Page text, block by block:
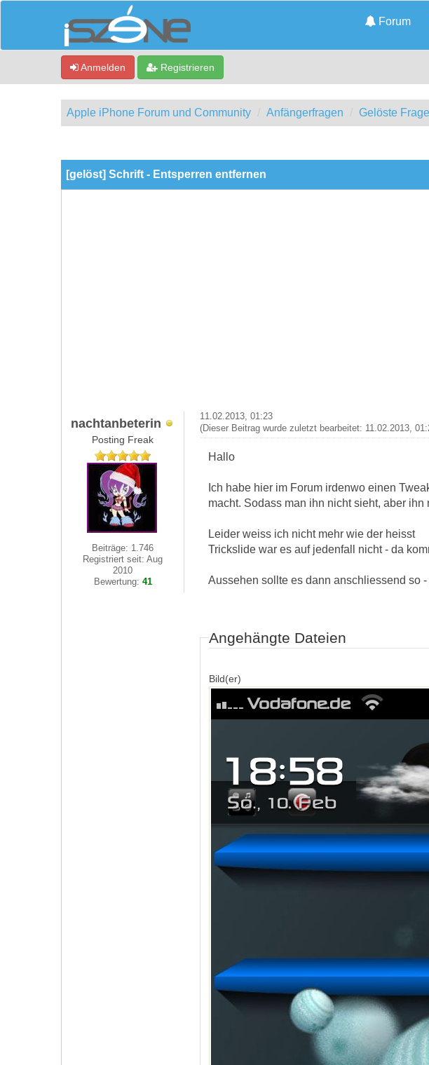
Forum
Anmelden Registrieren
Apple iPhone Forum und Community Anfängerfragen Gelöste
[gelöst] Schrift - Entsperren entfernen
nachtanbeterin
Posting Freak
Beiträge: 1.746
Registriert seit: Aug
2010
Bewertung: 41
11.02.2013, 01:23
(Dieser Beitrag wurde zuletzt bearbeitet: 11.02.2013,
Hallo
Ich habe hier im Forum irdenwo einen
macht. Sodass man ihn nicht sieht, aber ihn
Leider weiss ich nicht mehr wie der heisst
Trickslide war es auf jedenfall nicht - da
Aussehen sollte es dann anschliessend so
Angehängte Dateien
Bild(er)